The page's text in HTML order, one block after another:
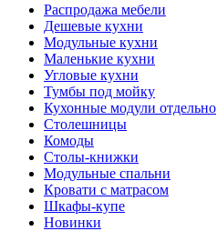
Распродажа мебели
Дешевые кухни
Модульные кухни
Маленькие кухни
Угловые кухни
Тумбы под мойку
Кухонные модули отдельно
Столешницы
Комоды
Столы-книжки
Модульные спальни
Кровати с матрасом
Шкафы-купе
Новинки